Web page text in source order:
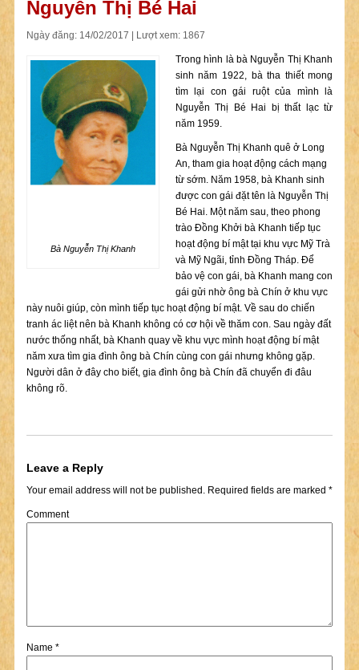
Nguyễn Thị Bé Hai
Ngày đăng: 14/02/2017 | Lượt xem: 1867
Bà Nguyễn Thị Khanh
Trong hình là bà Nguyễn Thị Khanh
sinh năm 1922, bà tha thiết mong
tìm lại con gái ruột của mình là
Nguyễn Thị Bé Hai bị thất lạc từ
năm 1959.
Bà Nguyễn Thị Khanh quê ở Long
An, tham gia hoạt động cách mạng
từ sớm. Năm 1958, bà Khanh sinh
được con gái đặt tên là Nguyễn Thị
Bé Hai. Một năm sau, theo phong
trào Đồng Khởi bà Khanh tiếp tục
hoạt động bí mật tại khu vực Mỹ Trà
và Mỹ Ngãi, tỉnh Đồng Tháp. Để
bảo vệ con gái, bà Khanh mang con
gái gửi nhờ ông bà Chín ở khu vực
này nuôi giúp, còn mình tiếp tục hoạt động bí mật. Về sau do chiến
tranh ác liệt nên bà Khanh không có cơ hội về thăm con. Sau ngày đất
nước thống nhất, bà Khanh quay về khu vực mình hoạt động bí mật
năm xưa tìm gia đình ông bà Chín cùng con gái nhưng không gặp.
Người dân ở đây cho biết, gia đình ông bà Chín đã chuyển đi đâu
không rõ.
Leave a Reply
Your email address will not be published.Required fields are marked *
Comment
Name *